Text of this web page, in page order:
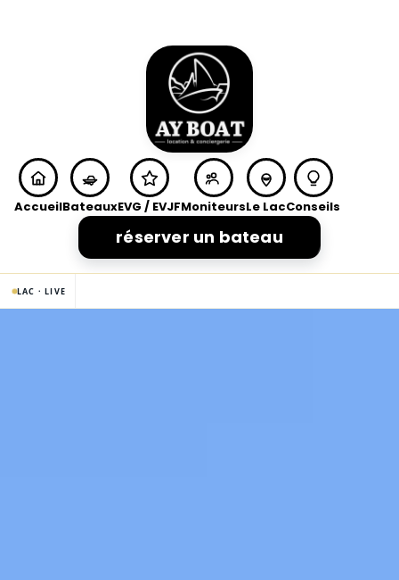
AccueilBateauxEVG / EVJFMoniteursLe LacConseils
réserver un bateau
LAC · LIVE